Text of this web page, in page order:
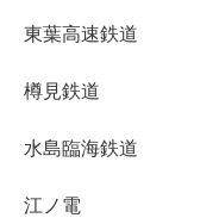
東葉高速鉄道
樽見鉄道
水島臨海鉄道
江ノ電